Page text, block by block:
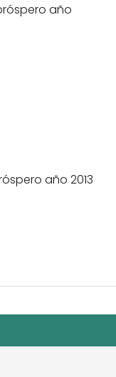
año
año 2013